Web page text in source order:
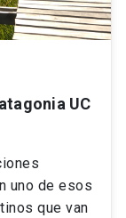
UC
uno de esos
que van